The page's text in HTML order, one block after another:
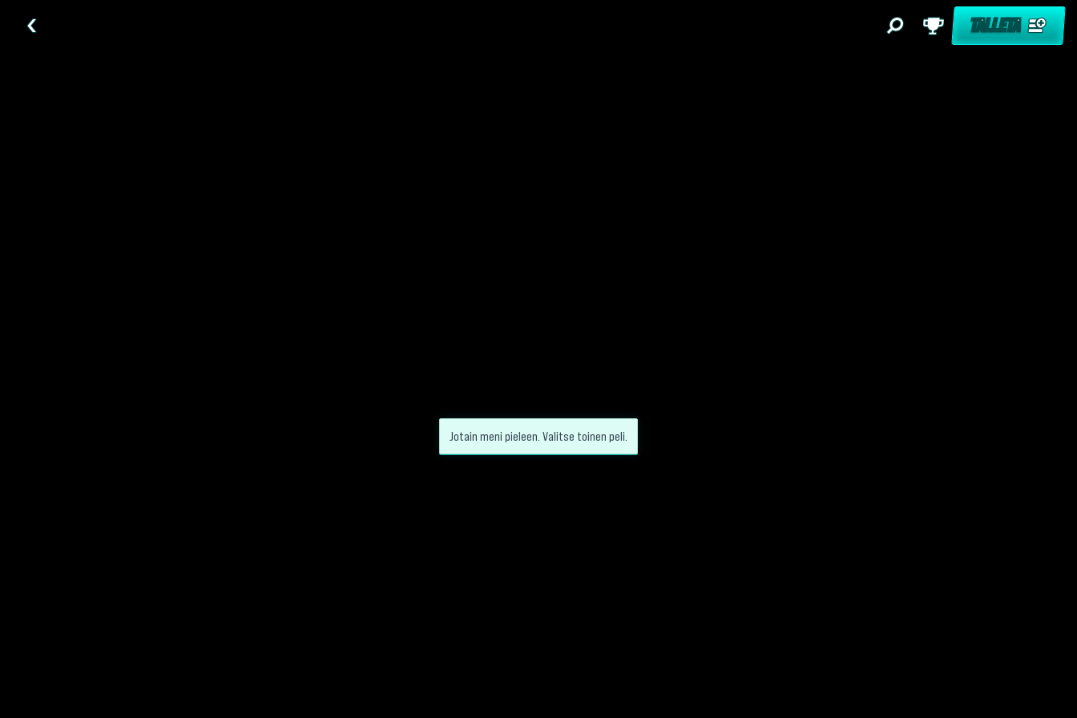
TALLETA
Jotain meni pieleen. Valitse toinen peli.